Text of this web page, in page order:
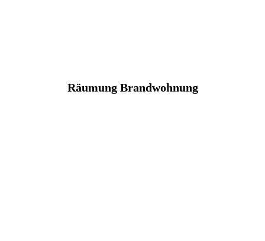
Räumung Brandwohnung